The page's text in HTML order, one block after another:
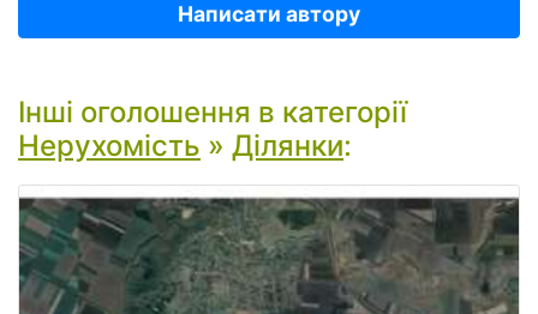
Написати автору
Інші оголошення в категорії
Нерухомість » Ділянки: